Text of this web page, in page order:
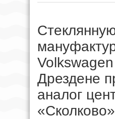
Дрездене
аналог
«Сколково»